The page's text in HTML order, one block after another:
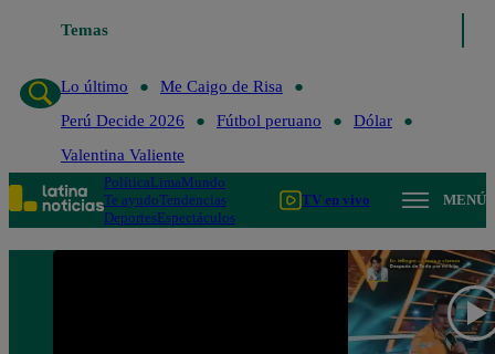
Temas
Lo último
Lo último
Me Caigo de Risa
Perú Decide 2026
Fútbol peruano
Dólar
Valentina Valiente
PolíticaLimaMundo
Te ayudoTendencias
DeportesEspectáculos
TV en vivo MENÚ